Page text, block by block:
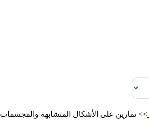
>> تمارين على الأشكال المتشابهة والمجسمات